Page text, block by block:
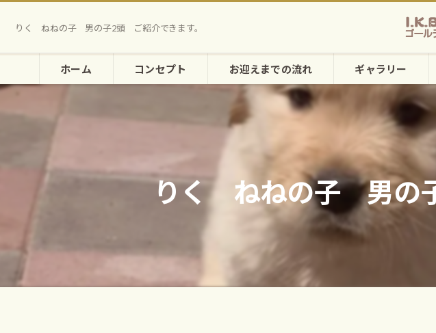
りく ねねの子 男の子2頭 ご紹介できます。
ホーム コンセプト お迎えまでの流れ ギャラリー
りく ねねの子 男の